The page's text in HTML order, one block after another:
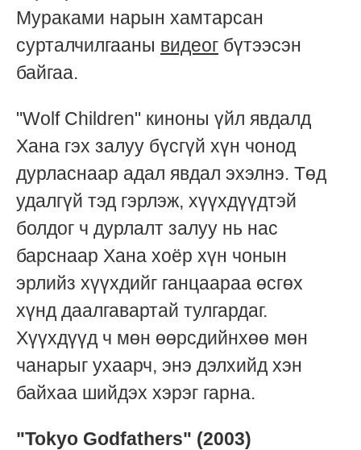
Мураками нарын хамтарсан
сурталчилгааны видеог бүтээсэн
байгаа.
"Wolf Children" киноны үйл явдалд
Хана гэх залуу бүсгүй хүн чонод
дурласнаар адал явдал эхэлнэ. Төд
удалгүй тэд гэрлэж, хүүхдүүдтэй
болдог ч дурлалт залуу нь нас
барснаар Хана хоёр хүн чонын
эрлийз хүүхдийг ганцаараа өсгөх
хүнд даалгавартай тулгардаг.
Хүүхдүүд ч мөн өөрсдийнхөө мөн
чанарыг ухаарч, энэ дэлхийд хэн
байхаа шийдэх хэрэг гарна.
"Tokyo Godfathers" (2003)